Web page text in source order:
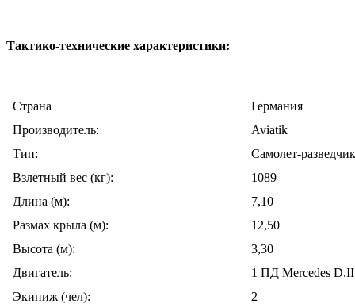
Тактико-технические характеристики:
Cтрана
Германия
Производитель:
Aviatik
Тип:
Самолет-разведчик
Взлетный вес (кг):
1089
Длина (м):
7,10
Размах крыла (м):
12,50
Высота (м):
3,30
Двигатель:
1 ПД Mercedes D.II
Экипиж (чел):
2